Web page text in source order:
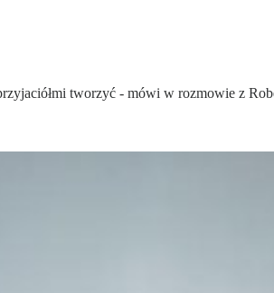
tworzyć - mówi w rozmowie z